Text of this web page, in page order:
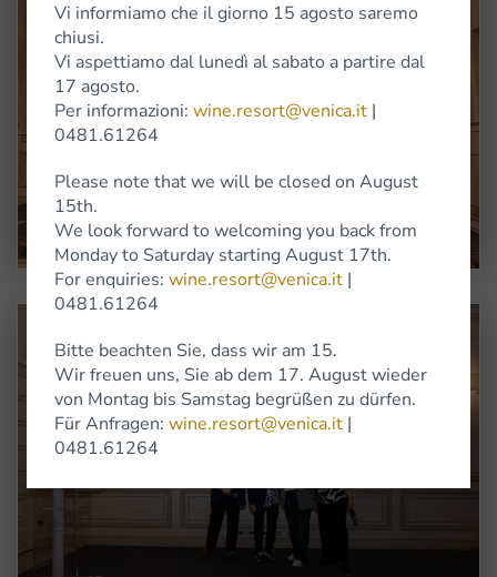
Vi informiamo che il giorno 15 agosto saremo
chiusi.
Vi aspettiamo dal lunedì al sabato a partire dal
17 agosto.
Per informazioni: wine.resort@venica.it |
0481.61264
Please note that we will be closed on August
15th.
We look forward to welcoming you back from
Monday to Saturday starting August 17th.
For enquiries: wine.resort@venica.it |
0481.61264
Bitte beachten Sie, dass wir am 15.
Wir freuen uns, Sie ab dem 17. August wieder
von Montag bis Samstag begrüßen zu dürfen.
Für Anfragen: wine.resort@venica.it |
0481.61264